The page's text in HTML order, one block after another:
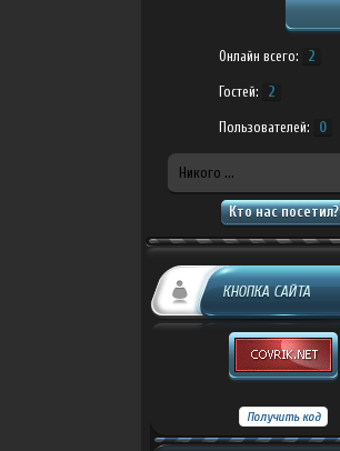
Онлайн всего: 2
Гостей: 2
Пользователей: 0
Никого ...
Кто нас посетил?
КНОПКА САЙТА